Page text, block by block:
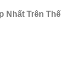
Nhất Trên Thế